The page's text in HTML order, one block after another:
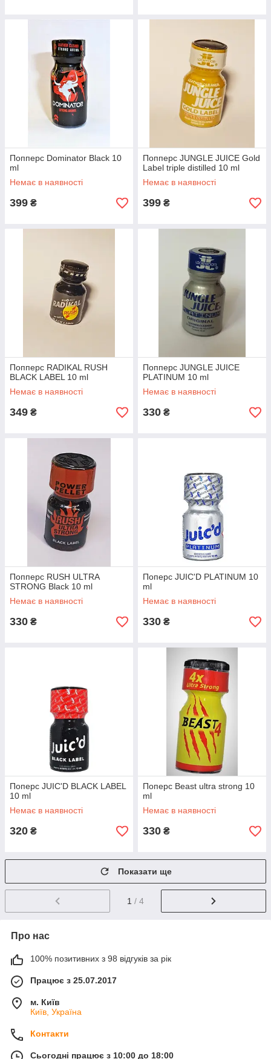
Попперс Dominator Black 10
ml
Немає в наявності
399 ₴
Попперс JUNGLE JUICE Gold
Label triple distilled 10 ml
Немає в наявності
399 ₴
Попперс RADIKAL RUSH
BLACK LABEL 10 ml
Немає в наявності
349 ₴
Попперс JUNGLE JUICE
PLATINUM 10 ml
Немає в наявності
330 ₴
Попперс RUSH ULTRA
STRONG Black 10 ml
Немає в наявності
330 ₴
Поперс JUIC'D PLATINUM 10
ml
Немає в наявності
330 ₴
Поперс JUIC'D BLACK LABEL
10 ml
Немає в наявності
320 ₴
Поперс Beast ultra strong 10
ml
Немає в наявності
330 ₴
Показати ще
1 / 4
Про нас
100% позитивних з 98 відгуків за рік
Працює з 25.07.2017
м. Київ
Київ, Україна
Контакти
Сьогодні працює з 10:00 до 18:00